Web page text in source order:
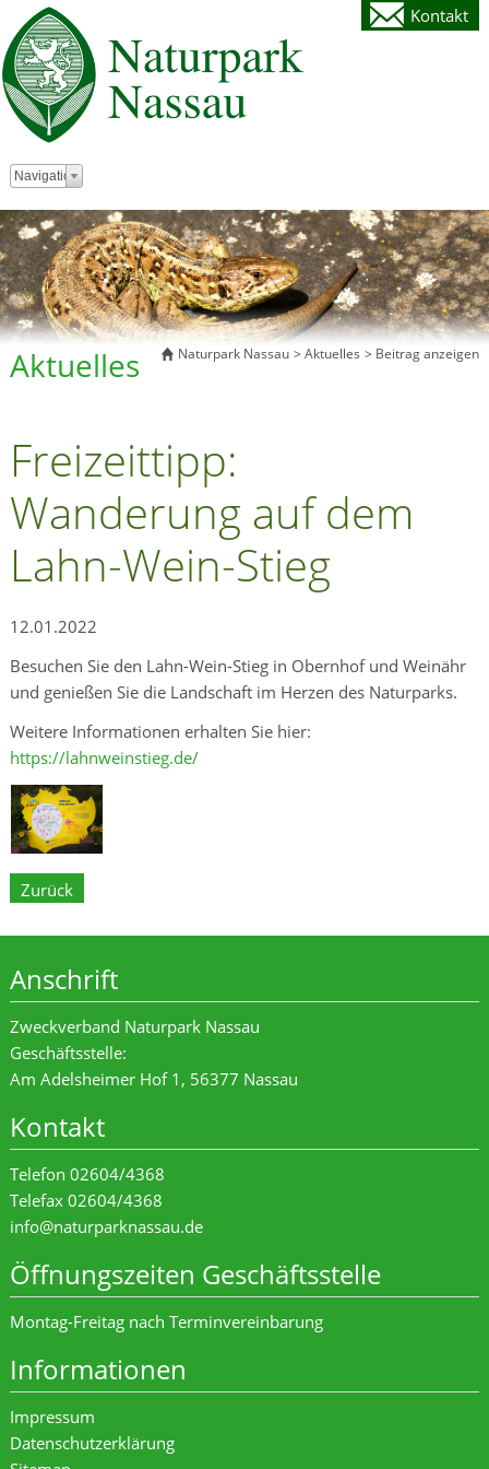
Kontakt
Zielseite
Navigation
Naturpark Nassau Aktuelles Beitrag anzeigen
Aktuelles
Freizeittipp:
Wanderung auf dem
Lahn-Wein-Stieg
12.01.2022
Besuchen Sie den Lahn-Wein-Stieg in Obernhof und Weinähr
und genießen Sie die Landschaft im Herzen des Naturparks.
Weitere Informationen erhalten Sie hier:
https://lahnweinstieg.de/
Zurück
Anschrift
Zweckverband Naturpark Nassau
Geschäftsstelle:
Am Adelsheimer Hof 1, 56377 Nassau
Kontakt
Telefon 02604/4368
Telefax 02604/4368
info@naturparknassau.de
Öffnungszeiten Geschäftsstelle
Montag-Freitag nach Terminvereinbarung
Informationen
Impressum
Datenschutzerklärung